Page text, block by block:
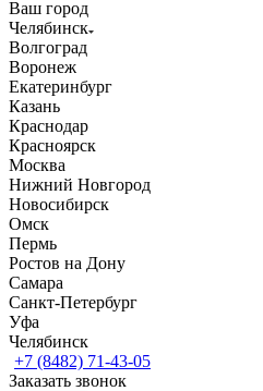
Ваш город
Челябинск
Волгоград
Воронеж
Екатеринбург
Казань
Краснодар
Красноярск
Москва
Нижний Новгород
Новосибирск
Омск
Пермь
Ростов на Дону
Самара
Санкт-Петербург
Уфа
Челябинск
+7 (8482) 71-43-05
Заказать звонок